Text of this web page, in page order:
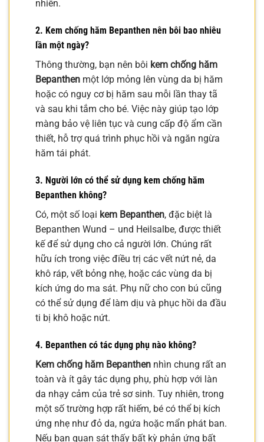
nhiên.
2. Kem chống hăm Bepanthen nên bôi bao nhiêu
lần một ngày?
Thông thường, bạn nên bôi kem chống hăm
Bepanthen một lớp mỏng lên vùng da bị hăm
hoặc có nguy cơ bị hăm sau mỗi lần thay tã
và sau khi tắm cho bé. Việc này giúp tạo lớp
màng bảo vệ liên tục và cung cấp độ ẩm cần
thiết, hỗ trợ quá trình phục hồi và ngăn ngừa
hăm tái phát.
3. Người lớn có thể sử dụng kem chống hăm
Bepanthen không?
Có, một số loại kem Bepanthen, đặc biệt là
Bepanthen Wund – und Heilsalbe, được thiết
kế để sử dụng cho cả người lớn. Chúng rất
hữu ích trong việc điều trị các vết nứt nẻ, da
khô ráp, vết bỏng nhẹ, hoặc các vùng da bị
kích ứng do ma sát. Phụ nữ cho con bú cũng
có thể sử dụng để làm dịu và phục hồi da đầu
ti bị khô hoặc nứt.
4. Bepanthen có tác dụng phụ nào không?
Kem chống hăm Bepanthen nhìn chung rất an
toàn và ít gây tác dụng phụ, phù hợp với làn
da nhạy cảm của trẻ sơ sinh. Tuy nhiên, trong
một số trường hợp rất hiếm, bé có thể bị kích
ứng nhẹ như đỏ da, ngứa hoặc mẩn phát ban.
Nếu bạn quan sát thấy bất kỳ phản ứng bất